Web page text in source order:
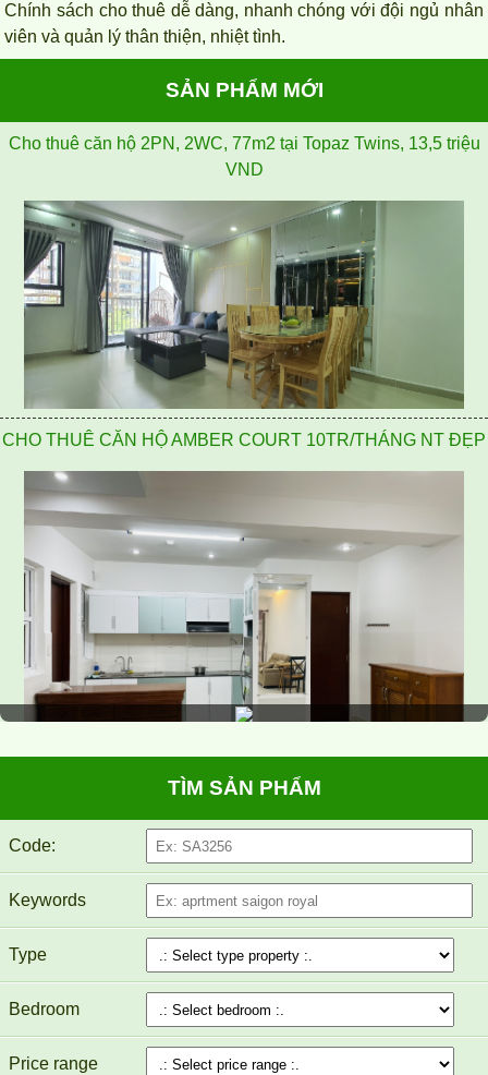
Chính sách cho thuê dễ dàng, nhanh chóng với đội ngủ nhân
viên và quản lý thân thiện, nhiệt tình.
SẢN PHẨM MỚI
CHO THUÊ CĂN HỘ AMBER COURT 10TR/THÁNG NT ĐẸP
CHO THUÊ CĂN HỘ TOPAZ TWINS 82M2 14TR/THÁNG
Cho thuê Topaz Twins studio nhỏ xinh đầy đủ NT
TÌM SẢN PHẨM
Code:
Keywords
Type
Bedroom
Price range